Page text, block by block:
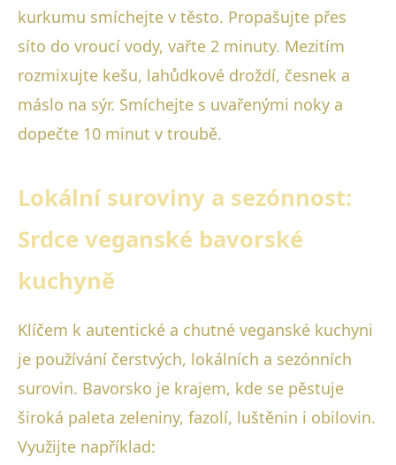
kurkumu smíchejte v těsto. Propašujte přes
síto do vroucí vody, vařte 2 minuty. Mezitím
rozmixujte kešu, lahůdkové droždí, česnek a
máslo na sýr. Smíchejte s uvařenými noky a
dopečte 10 minut v troubě.
Lokální suroviny a sezónnost:
Srdce veganské bavorské
kuchyně
Klíčem k autentické a chutné veganské kuchyni
je používání čerstvých, lokálních a sezónních
surovin. Bavorsko je krajem, kde se pěstuje
široká paleta zeleniny, fazolí, luštěnin i obilovin.
Využijte například: